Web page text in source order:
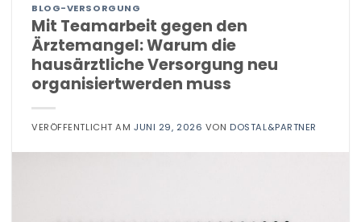
BLOG-VERSORGUNG
Mit Teamarbeit gegen den
Ärztemangel: Warum die
hausärztliche Versorgung neu
organisiertwerden muss
VERÖFFENTLICHT AMJUNI 29, 2026 VON DOSTAL&PARTNER